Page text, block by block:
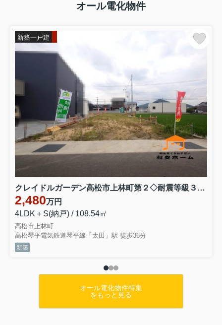
オール電化物件
新築一戸建
クレイドルガーデン高松市上林町第２◇耐震等級３取得の地震に強いオール電化住宅です！ １号棟
2,480万円
4LDK＋S(納戸) / 108.54㎡
高松市上林町
高松琴平電気鉄道琴平線「太田」駅 徒歩36分
新築
オール電化物件特集
をもっと見る